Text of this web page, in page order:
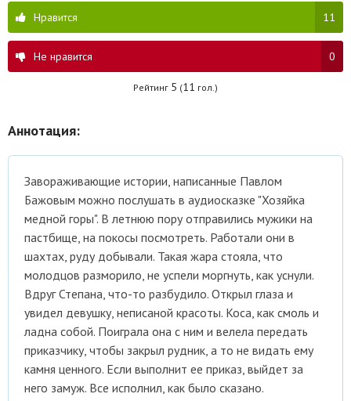
Нравится 11
Не нравится 0
Рейтинг 5 (11 гол.)
Аннотация:
Завораживающие истории, написанные Павлом
Бажовым можно послушать в аудиосказке "Хозяйка
медной горы". В летнюю пору отправились мужики на
пастбище, на покосы посмотреть. Работали они в
шахтах, руду добывали. Такая жара стояла, что
молодцов разморило, не успели моргнуть, как уснули.
Вдруг Степана, что-то разбудило. Открыл глаза и
увидел девушку, неписаной красоты. Коса, как смоль и
ладна собой. Поиграла она с ним и велела передать
приказчику, чтобы закрыл рудник, а то не видать ему
камня ценного. Если выполнит ее приказ, выйдет за
него замуж. Все исполнил, как было сказано.